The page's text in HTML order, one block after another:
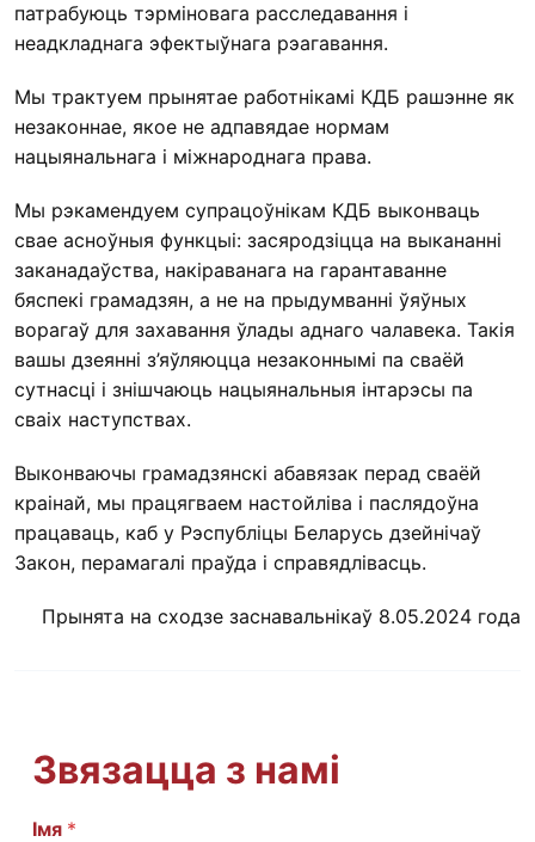
патрабуюць тэрміновага расследавання і
неадкладнага эфектыўнага рэагавання.
Мы трактуем прынятае работнікамі КДБ рашэнне як
незаконнае, якое не адпавядае нормам
нацыянальнага і міжнароднага права.
Мы рэкамендуем супрацоўнікам КДБ выконваць
свае асноўныя функцыі: засяродзіцца на выкананні
заканадаўства, накіраванага на гарантаванне
бяспекі грамадзян, а не на прыдумванні ўяўных
ворагаў для захавання ўлады аднаго чалавека. Такія
вашы дзеянні з’яўляюцца незаконнымі па сваёй
сутнасці і знішчаюць нацыянальныя інтарэсы па
сваіх наступствах.
Выконваючы грамадзянскі абавязак перад сваёй
краінай, мы працягваем настойліва і паслядоўна
працаваць, каб у Рэспубліцы Беларусь дзейнічаў
Закон, перамагалі праўда і справядлівасць.
Прынята на сходзе заснавальнікаў 8.05.2024 года
Звязацца з намі
Імя *
И